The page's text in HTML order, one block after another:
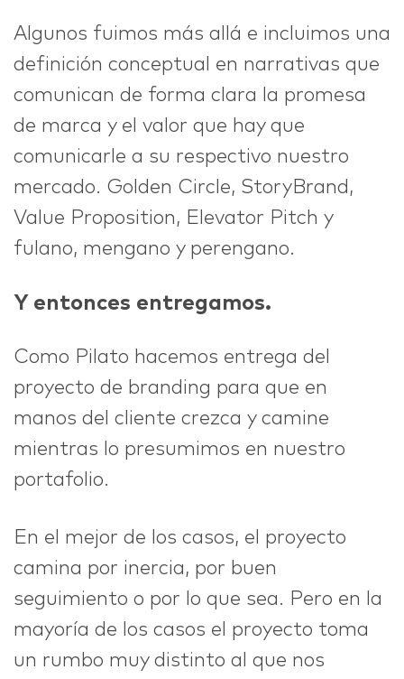
Algunos fuimos más allá e incluimos una
definición conceptual en narrativas que
comunican de forma clara la promesa
de marca y el valor que hay que
comunicarle a su respectivo nuestro
mercado. Golden Circle, StoryBrand,
Value Proposition, Elevator Pitch y
fulano, mengano y perengano.
Y entonces entregamos.
Como Pilato hacemos entrega del
proyecto de branding para que en
manos del cliente crezca y camine
mientras lo presumimos en nuestro
portafolio.
En el mejor de los casos, el proyecto
camina por inercia, por buen
seguimiento o por lo que sea. Pero en la
mayoría de los casos el proyecto toma
un rumbo muy distinto al que nos
hi@nett.mx